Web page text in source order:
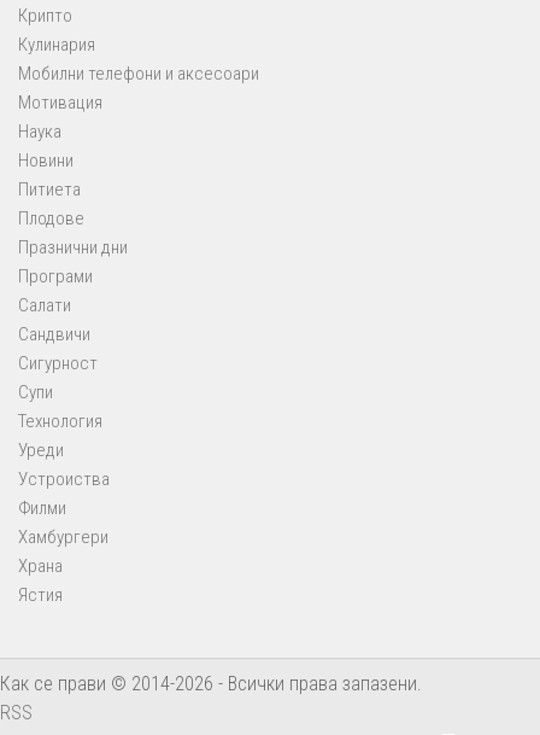
Крипто
Кулинария
Мобилни телефони и аксесоари
Мотивация
Наука
Новини
Питиета
Плодове
Празнични дни
Програми
Салати
Сандвичи
Сигурност
Супи
Технология
Уреди
Устроиства
Филми
Хамбургери
Храна
Ястия
Как се прави © 2014-2026 - Всички права запазени.
RSS